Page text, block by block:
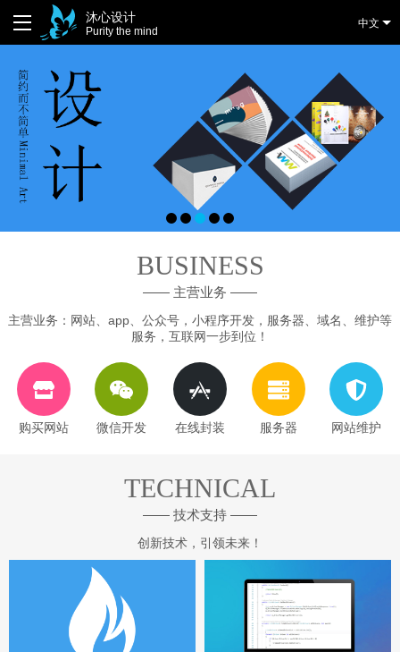
沐心设计
Purity the mind
中文
BUSINESS
—— 主营业务 ——
主营业务：网站、app、公众号，小程序开发，服务器、域名、维护等
服务，互联网一步到位！
购买网站 微信开发 在线封装 服务器 网站维护
TECHNICAL
—— 技术支持 ——
创新技术，引领未来！